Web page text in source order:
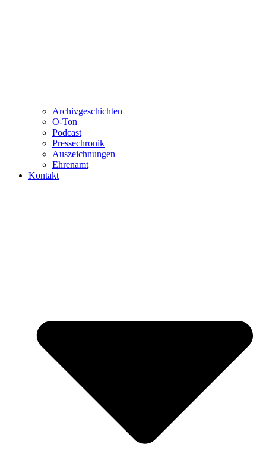
Archivgeschichten
O-Ton
Podcast
Pressechronik
Auszeichnungen
Ehrenamt
Kontakt